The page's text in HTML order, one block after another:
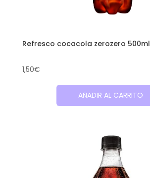
Refresco cocacola zerozero 500ml
1,50€
AÑADIR AL CARRITO